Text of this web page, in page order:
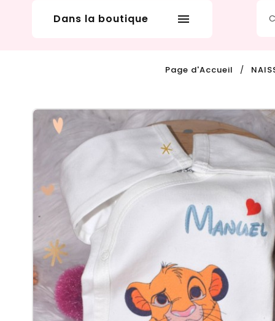
Dans la boutique 
Page d'Accueil